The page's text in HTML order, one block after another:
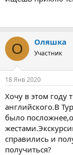
О Оляшка
Участник
18 Янв 2020
Хочу в этом году
английского.В
было
справились и
получиться?